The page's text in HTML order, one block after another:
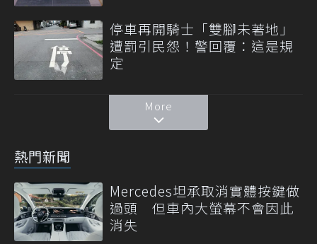
停車再開騎士「雙腳未著地」
遭罰引民怨！警回覆：這是規
定
More
熱門新聞
Mercedes坦承取消實體按鍵做
過頭 但車內大螢幕不會因此
消失